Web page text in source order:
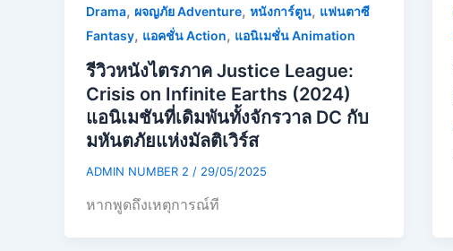
Drama, ผจญภัย Adventure, หนังการ์ตูน, แฟนตาซี
Fantasy, แอคชั่น Action, แอนิเมชั่น Animation
รีวิวหนังไตรภาค Justice League:
Crisis on Infinite Earths (2024)
แอนิเมชันที่เดิมพันทั้งจักรวาล DC กับ
มหันตภัยแห่งมัลติเวิร์ส
ADMIN NUMBER 2 / 29/05/2025
หากพูดถึงเหตุการณ์ที